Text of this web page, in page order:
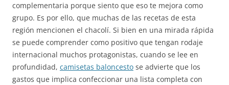
complementaria porque siento que eso te mejora como
grupo. Es por ello, que muchas de las recetas de esta
región mencionen el chacolí. Si bien en una mirada rápida
se puede comprender como positivo que tengan rodaje
internacional muchos protagonistas, cuando se lee en
profundidad, camisetas baloncesto se advierte que los
gastos que implica confeccionar una lista completa con